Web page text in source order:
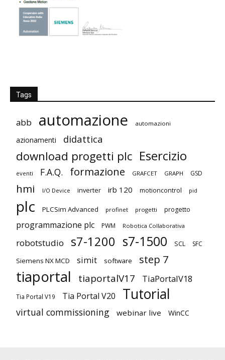
Tags
abb automazione automazioni
azionamenti didattica
download progetti plc Esercizio
eventi F.A.Q. formazione GRAFCET GRAPH GSD
hmi I/O Device inverter irb 120 motioncontrol pid
plc PLCSim Advanced profinet progetti progetto
programmazione plc PWM Robotica Collaborativa
robotstudio s7-1200 s7-1500 SCL SFC
Siemens NX MCD simit software step 7
tiaportal tiaportalV17 TiaPortalV18
Tia Portal V19 Tia Portal V20 Tutorial
virtual commissioning webinar live WinCC